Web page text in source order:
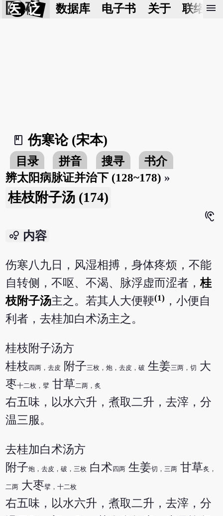
医 砭 数据库 电子书 关于 联络我
menu
book_2
伤寒论 (宋本)
目录 拼音 搜寻
书介
辨太阳病脉证并治下 (128~178) »
桂枝附子汤 (174)
hearing
bubble_chart 内容
伤寒八九日，风湿相搏，身体疼烦，不能
自转侧，不呕、不渴、脉浮虚而涩者，桂
枝附子汤主之。若其人大便鞕(1) ，小便自
利者，去桂加白术汤主之。
桂枝附子汤方
桂枝四两，去皮 附子三枚，炮，去皮，破 生姜三两，切 大
枣十二枚，擘 甘草二两，炙
右五味，以水六升，煮取二升，去滓，分
温三服。
去桂加白术汤方
附子炮，去皮，破，三枚 白术四两 生姜切，三两 甘草炙，
二两 大枣擘，十二枚
右五味，以水六升，煮取二升，去滓，分